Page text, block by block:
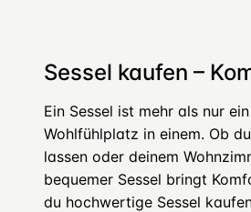
Sessel kaufen –
Ein Sessel ist mehr als nur
Wohlfühlplatz in einem. Ob
lassen oder deinem
bequemer Sessel bringt
du hochwertige Sessel